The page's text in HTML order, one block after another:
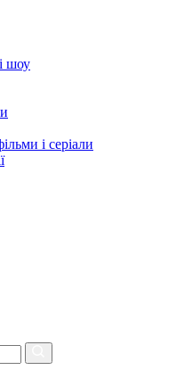
шоу
і серіали